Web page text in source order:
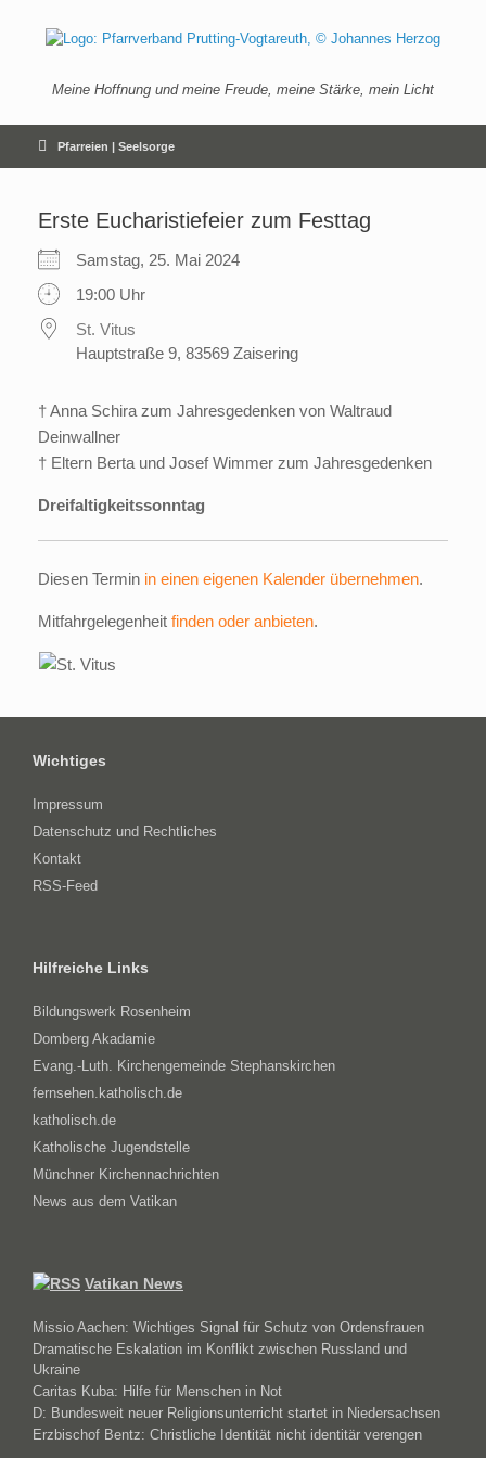
springen
Meine Hoffnung und meine Freude, meine Stärke, mein Licht
Pfarreien | Seelsorge
Erste Eucharistiefeier zum Festtag
Samstag, 25. Mai 2024
19:00 Uhr
St. Vitus
Hauptstraße 9, 83569 Zaisering
† Anna Schira zum Jahresgedenken von Waltraud
Deinwallner
† Eltern Berta und Josef Wimmer zum Jahresgedenken
Dreifaltigkeitssonntag
Diesen Termin in einen eigenen Kalender übernehmen.
Mitfahrgelegenheit finden oder anbieten.
Wichtiges
Impressum
Datenschutz und Rechtliches
Kontakt
RSS-Feed
Hilfreiche Links
Bildungswerk Rosenheim
Domberg Akadamie
Evang.-Luth. Kirchengemeinde Stephanskirchen
fernsehen.katholisch.de
katholisch.de
Katholische Jugendstelle
Münchner Kirchennachrichten
News aus dem Vatikan
Vatikan News
Missio Aachen: Wichtiges Signal für Schutz von Ordensfrauen
Dramatische Eskalation im Konflikt zwischen Russland und
Ukraine
Caritas Kuba: Hilfe für Menschen in Not
D: Bundesweit neuer Religionsunterricht startet in Niedersachsen
Erzbischof Bentz: Christliche Identität nicht identitär verengen